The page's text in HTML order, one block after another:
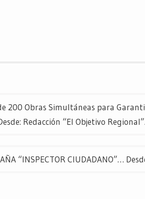
200 Obras Simultáneas para
Redacción “El Objetivo Regional”.
“INSPECTOR CIUDADANO”…